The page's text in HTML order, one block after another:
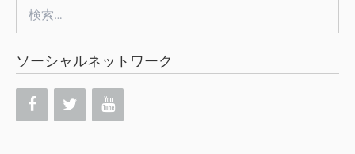
索:
ソーシャルネットワーク